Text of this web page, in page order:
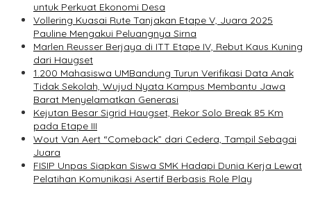
untuk Perkuat Ekonomi Desa
Vollering Kuasai Rute Tanjakan Etape V, Juara 2025
Pauline Mengakui Peluangnya Sirna
Marlen Reusser Berjaya di ITT Etape IV, Rebut Kaus Kuning
dari Haugset
1.200 Mahasiswa UMBandung Turun Verifikasi Data Anak
Tidak Sekolah, Wujud Nyata Kampus Membantu Jawa
Barat Menyelamatkan Generasi
Kejutan Besar Sigrid Haugset, Rekor Solo Break 85 Km
pada Etape III
Wout Van Aert “Comeback” dari Cedera, Tampil Sebagai
Juara
FISIP Unpas Siapkan Siswa SMK Hadapi Dunia Kerja Lewat
Pelatihan Komunikasi Asertif Berbasis Role Play